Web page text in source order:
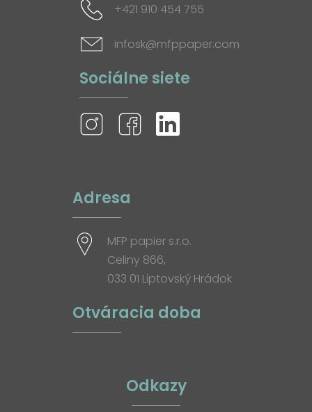
+421 910 454 755
infosk@mfppaper.com
Sociálne siete
Adresa
MFP papier s.r.o.
Celiny 866,
033 01 Liptovský Hrádok
Otváracia doba
Odkazy